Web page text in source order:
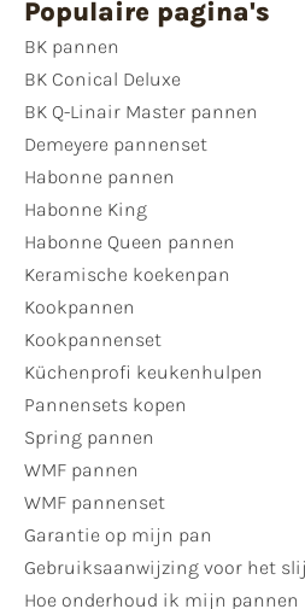
Populaire pagina's
BK pannen
BK Conical Deluxe
BK Q-Linair Master pannen
Demeyere pannenset
Habonne pannen
Habonne King
Habonne Queen pannen
Keramische koekenpan
Kookpannen
Kookpannenset
Küchenprofi keukenhulpen
Pannensets kopen
Spring pannen
WMF pannen
WMF pannenset
Garantie op mijn pan
Gebruiksaanwijzing voor het
Hoe onderhoud ik mijn pannen